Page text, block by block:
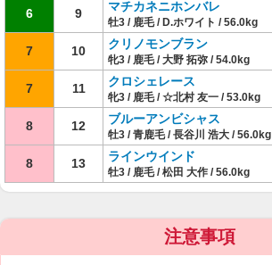
6 9 マチカネニホンバレ
牡3 / 鹿毛 / D.ホワイト / 56.0kg
7 10 クリノモンブラン
牝3 / 鹿毛 / 大野 拓弥 / 54.0kg
7 11 クロシェレース
牝3 / 鹿毛 / ☆北村 友一 / 53.0kg
8 12 ブルーアンビシャス
牡3 / 青鹿毛 / 長谷川 浩大 / 56.0kg
8 13 ラインウインド
牡3 / 鹿毛 / 松田 大作 / 56.0kg
注意事項